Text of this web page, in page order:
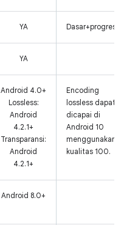
YA Dasar+progresif
YA
Android 4.0+
Lossless:
Android
4.2.1+
Transparansi:
Android
4.2.1+
Encoding
lossless dapat
dicapai di
Android 10
menggunakan
kualitas 100.
Android 8.0+